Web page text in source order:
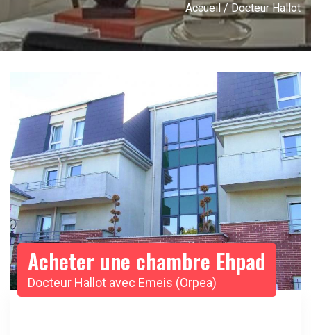
Accueil/ Docteur Hallot
Acheter une chambre Ehpad
Docteur Hallot avec Emeis (Orpea)